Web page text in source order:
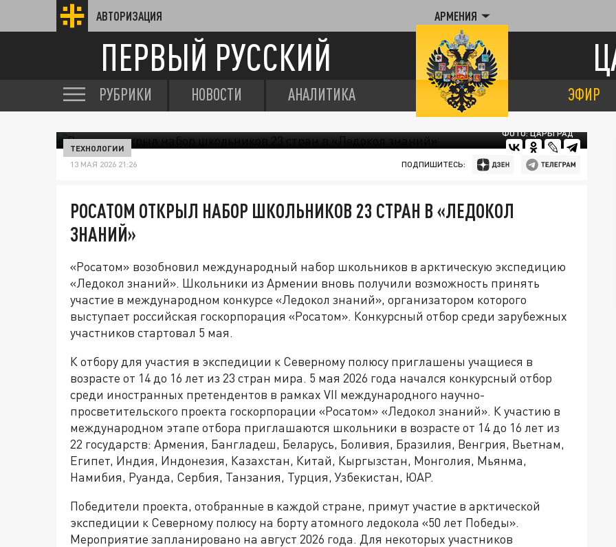
АВТОРИЗАЦИЯ АРМЕНИЯ
ПЕРВЫЙ РУССКИЙ
РУБРИКИ НОВОСТИ АНАЛИТИКА ЭФИР
ФОТО: ЦАРЬГРАД
ТЕХНОЛОГИИ
13 МАЯ 2026 21:26 ПОДПИШИТЕСЬ:
РОСАТОМ ОТКРЫЛ НАБОР ШКОЛЬНИКОВ 23 СТРАН В «ЛЕДОКОЛ
ЗНАНИЙ»
«Росатом» возобновил международный набор школьников в арктическую экспедицию
«Ледокол знаний». Школьники из Армении вновь получили возможность принять
участие в международном конкурсе «Ледокол знаний», организатором которого
выступает российская госкорпорация «Росатом». Конкурсный отбор среди зарубежных
участников стартовал 5 мая.
К отбору для участия в экспедиции к Северному полюсу приглашены учащиеся в
возрасте от 14 до 16 лет из 23 стран мира. 5 мая 2026 года начался конкурсный отбор
среди иностранных претендентов в рамках VII международного научно-
просветительского проекта госкорпорации «Росатом» «Ледокол знаний». К участию в
международном этапе отбора приглашаются школьники в возрасте от 14 до 16 лет из
22 государств: Армения, Бангладеш, Беларусь, Боливия, Бразилия, Венгрия, Вьетнам,
Египет, Индия, Индонезия, Казахстан, Китай, Кыргызстан, Монголия, Мьянма,
Намибия, Руанда, Сербия, Танзания, Турция, Узбекистан, ЮАР.
Победители проекта, отобранные в каждой стране, примут участие в арктической
экспедиции к Северному полюсу на борту атомного ледокола «50 лет Победы».
Мероприятие запланировано на август 2026 года. Для некоторых участников